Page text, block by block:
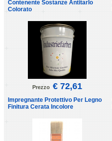
Contenente Sostanze Antitarlo
Colorato
Prezzo € 72,61
Impregnante Protettivo Per Legno
Finitura Cerata Incolore